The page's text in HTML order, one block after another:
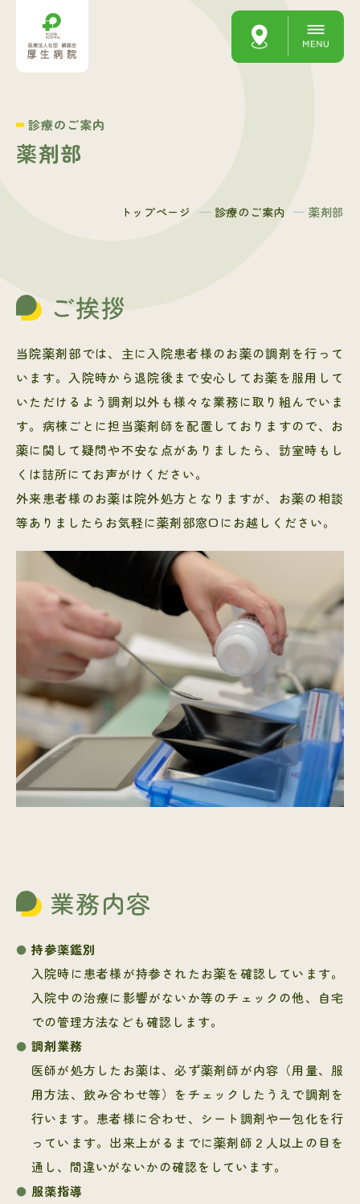
診療のご案内
薬剤部
トップページ 診療のご案内 薬剤部
ご挨拶
当院薬剤部では、主に入院患者様のお薬の調剤を行って
います。入院時から退院後まで安心してお薬を服用して
いただけるよう調剤以外も様々な業務に取り組んでいま
す。病棟ごとに担当薬剤師を配置しておりますので、お
薬に関して疑問や不安な点がありましたら、訪室時もし
くは詰所にてお声がけください。
外来患者様のお薬は院外処方となりますが、お薬の相談
等ありましたらお気軽に薬剤部窓口にお越しください。
業務内容
持参薬鑑別
入院時に患者様が持参されたお薬を確認しています。
入院中の治療に影響がないか等のチェックの他、自宅
での管理方法なども確認します。
調剤業務
医師が処方したお薬は、必ず薬剤師が内容（用量、服
用方法、飲み合わせ等）をチェックしたうえで調剤を
行います。患者様に合わせ、シート調剤や一包化を行
っています。出来上がるまでに薬剤師２人以上の目を
通し、間違いがないかの確認をしています。
服薬指導